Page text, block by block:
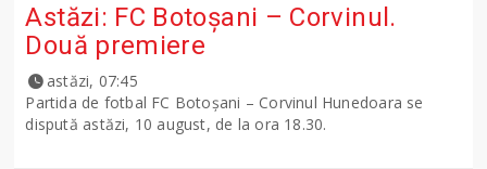
Astăzi: FC Botoșani – Corvinul.
Două premiere
astăzi, 07:45
Partida de fotbal FC Botoșani – Corvinul Hunedoara se
dispută astăzi, 10 august, de la ora 18.30.